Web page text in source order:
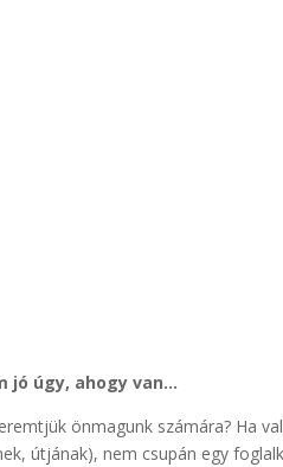
jó úgy, ahogy van…
önmagunk számára? Ha
útjának), nem csupán egy